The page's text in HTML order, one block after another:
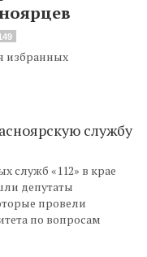
избранных
службу
служб «112» в крае
депутаты
провели
по вопросам